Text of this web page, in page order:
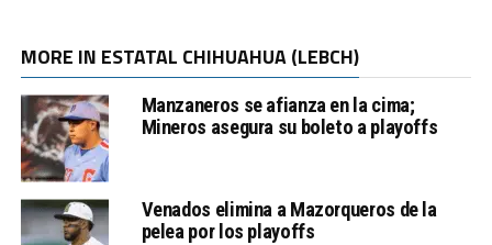
MORE IN ESTATAL CHIHUAHUA (LEBCH)
Manzaneros se afianza en la cima;
Mineros asegura su boleto a playoffs
Venados elimina a Mazorqueros de la
pelea por los playoffs